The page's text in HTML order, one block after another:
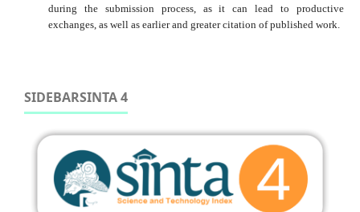
during the submission process, as it can lead to productive
exchanges, as well as earlier and greater citation of published work.
SIDEBARSINTA 4